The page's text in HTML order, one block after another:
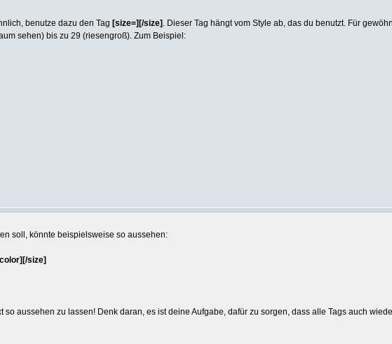
benutze dazu den Tag [size=][/size] . Dieser Tag hängt vom Style ab, das du benutzt. Für
sehen) bis zu 29 (riesengroß). Zum Beispiel:
soll, könnte beispielsweise so aussehen:
size]
so aussehen zu lassen! Denk daran, es ist deine Aufgabe, dafür zu sorgen, dass alle Tags auch